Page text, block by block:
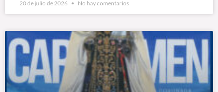
20 de julio de 2026 No hay comentarios